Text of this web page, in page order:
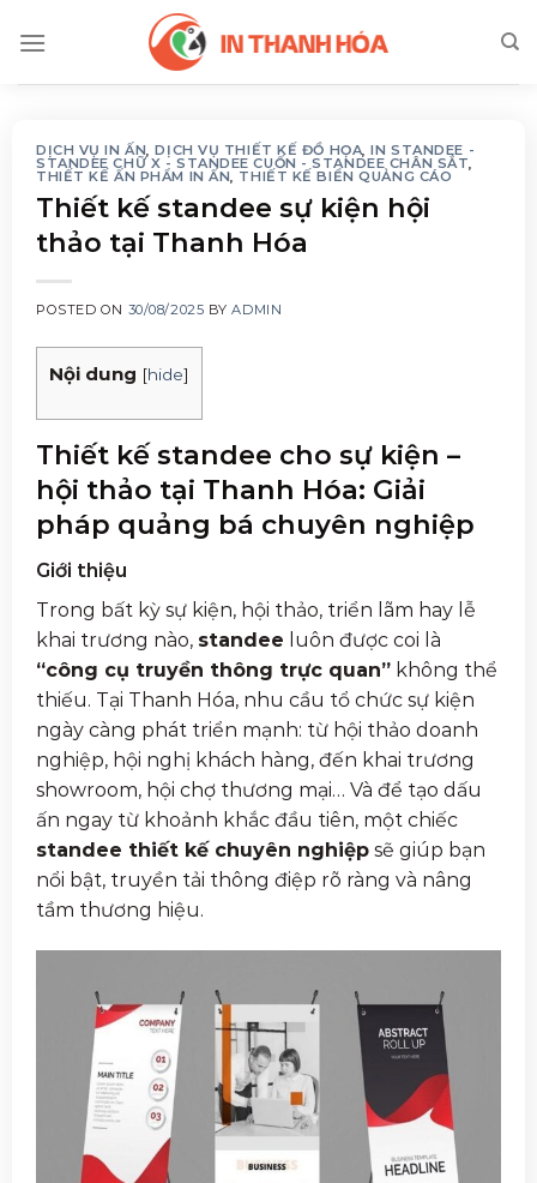
DỊCH VỤ IN ẤN,DỊCH VỤ THIẾT KẾ ĐỒ HỌA,IN STANDEE -
STANDEE CHỮ X - STANDEE CUỐN - STANDEE CHÂN SẮT,
THIẾT KẾ ẤN PHẨM IN ẤN, THIẾT KẾ BIỂN QUẢNG CÁO
Thiết kế standee sự kiện hội
thảo tại Thanh Hóa
POSTED ON 30/08/2025 BYADMIN
Nội dung [hide]
Thiết kế standee cho sự kiện –
hội thảo tại Thanh Hóa: Giải
pháp quảng bá chuyên nghiệp
Giới thiệu
Trong bất kỳ sự kiện, hội thảo, triển lãm hay lễ
khai trương nào, standee luôn được coi là
“công cụ truyền thông trực quan” không thể
thiếu. Tại Thanh Hóa, nhu cầu tổ chức sự kiện
ngày càng phát triển mạnh: từ hội thảo doanh
nghiệp, hội nghị khách hàng, đến khai trương
showroom, hội chợ thương mại… Và để tạo dấu
ấn ngay từ khoảnh khắc đầu tiên, một chiếc
standee thiết kế chuyên nghiệp sẽ giúp bạn
nổi bật, truyền tải thông điệp rõ ràng và nâng
tầm thương hiệu.